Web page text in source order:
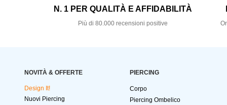
N. 1 PER QUALITÀ E AFFIDABILITÀ
Più di 80.000 recensioni positive
NOVITÀ & OFFERTE
Design It!
Nuovi Piercing
PIERCING
Corpo
Piercing Ombelico